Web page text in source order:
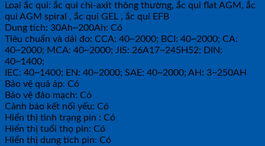
Loại ắc qui: ắc qui chì-axit thông thường, ắc qui flat AGM, ắc
qui AGM spiral , ắc qui GEL , ắc qui EFB
Dung tích: 30Ah~200Ah: Có
Tiêu chuẩn và dải đo: CCA: 40~2000; BCI: 40~2000; CA:
40~2000; MCA: 40~2000; JIS: 26A17~245H52; DIN:
40~1400;
IEC: 40~1400; EN: 40~2000; SAE: 40~2000; AH: 3~250AH
Bảo vệ quả áp: Có
Bảo vệ đảo mạch: Có
Cảnh báo kết nối yếu: Có
Hiển thị tình trạng pin : Có
Hiển thị tuổi thọ pin: Có
Hiển thị dung tích pin: Có